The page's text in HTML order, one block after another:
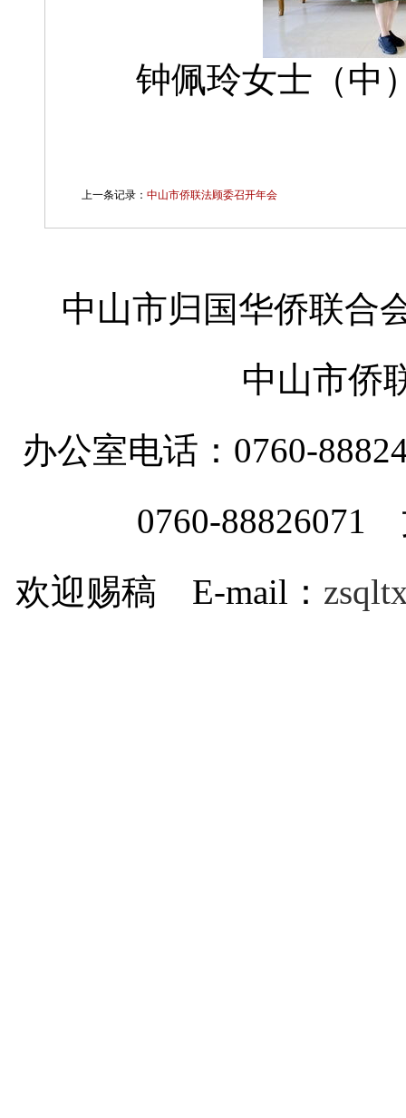
钟佩玲女士（中
上一条记录： 中山市侨联法顾委召开年会
中山市归国华侨联合
中山市侨
办公室电话：0760-
0760-88826071
欢迎赐稿 E-mail：